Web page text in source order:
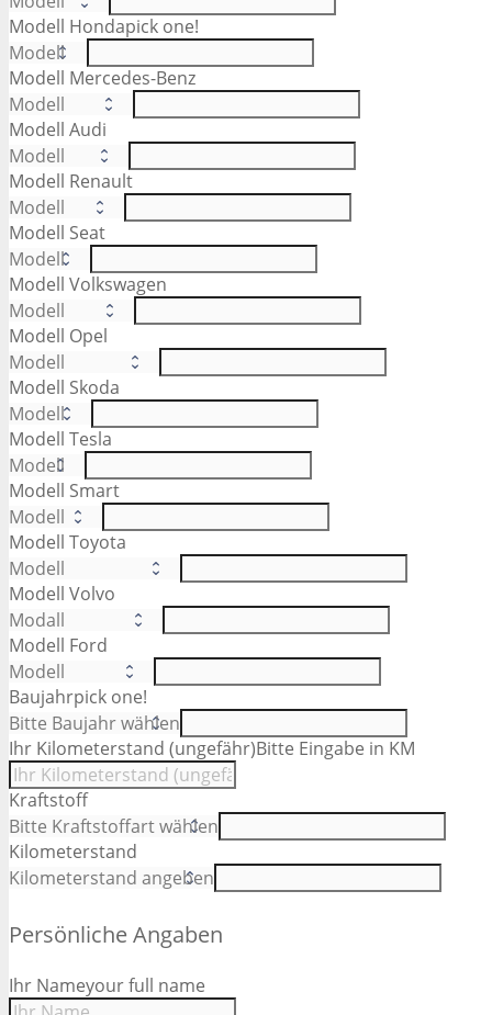
Modell Hondapick one!
Modell Mercedes-Benz
Modell Audi
Modell Renault
Modell Seat
Modell Volkswagen
Modell Opel
Modell Skoda
Modell Tesla
Modell Smart
Modell Toyota
Modell Volvo
Modell Ford
Baujahrpick one!
Ihr Kilometerstand (ungefähr)Bitte Eingabe in KM
Kraftstoff
Kilometerstand
Persönliche Angaben
Ihr Nameyour full name